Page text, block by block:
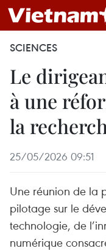
SCIENCES
Le
à une
la
25/05/2026 09:51
Une réunion de la
pilotage sur le
technologie, de
numérique